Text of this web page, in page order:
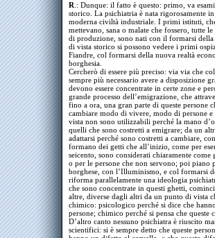
R .: Dunque: il fatto è questo: primo, va
storico. La psichiatria è nata rigorosamente
moderna civiltà industriale. I primi istituti,
mettevano, sana o malate che fossero, tutte
di produzione, sono nati con il formarsi
di vista storico si possono vedere i primi
Fiandre, col formarsi della nuova realtà
borghesia.
Cercherò di essere più preciso: via via che
sempre più necessario avere a disposizione
devono essere concentrate in certe zone e
grande processo dell’emigrazione, che
fino a ora, una gran parte di queste persone
cambiare modo di vivere, modo di persone
vista non sono utilizzabili perché la mano
quelli che sono costretti a emigrare; da un
adattarsi perché sono costretti a cambiare,
formano dei getti che all’inizio, come per
seicento, sono considerati chiaramente
o per le persone che non servono; poi piano
borghese, con l’Illuminismo, e col formarsi
riforma parallelamente una ideologia
che sono concentrate in questi ghetti,
altre, diverse dagli altri da un punto di vista
chimico: psicologico perché si dice che
persone; chimico perché si pensa che queste
D’altro canto nessuno psichiatra è riuscito
scientifici: si è sempre detto che queste